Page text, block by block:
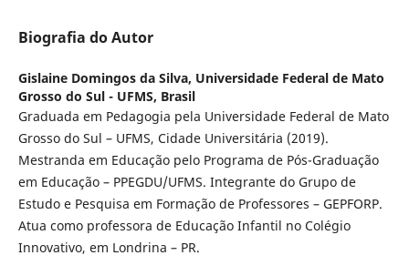
Biografia do Autor
Gislaine Domingos da Silva, Universidade Federal de Mato
Grosso do Sul - UFMS, Brasil
Graduada em Pedagogia pela Universidade Federal de Mato
Grosso do Sul – UFMS, Cidade Universitária (2019).
Mestranda em Educação pelo Programa de Pós-Graduação
em Educação – PPEGDU/UFMS. Integrante do Grupo de
Estudo e Pesquisa em Formação de Professores – GEPFORP.
Atua como professora de Educação Infantil no Colégio
Innovativo, em Londrina – PR.